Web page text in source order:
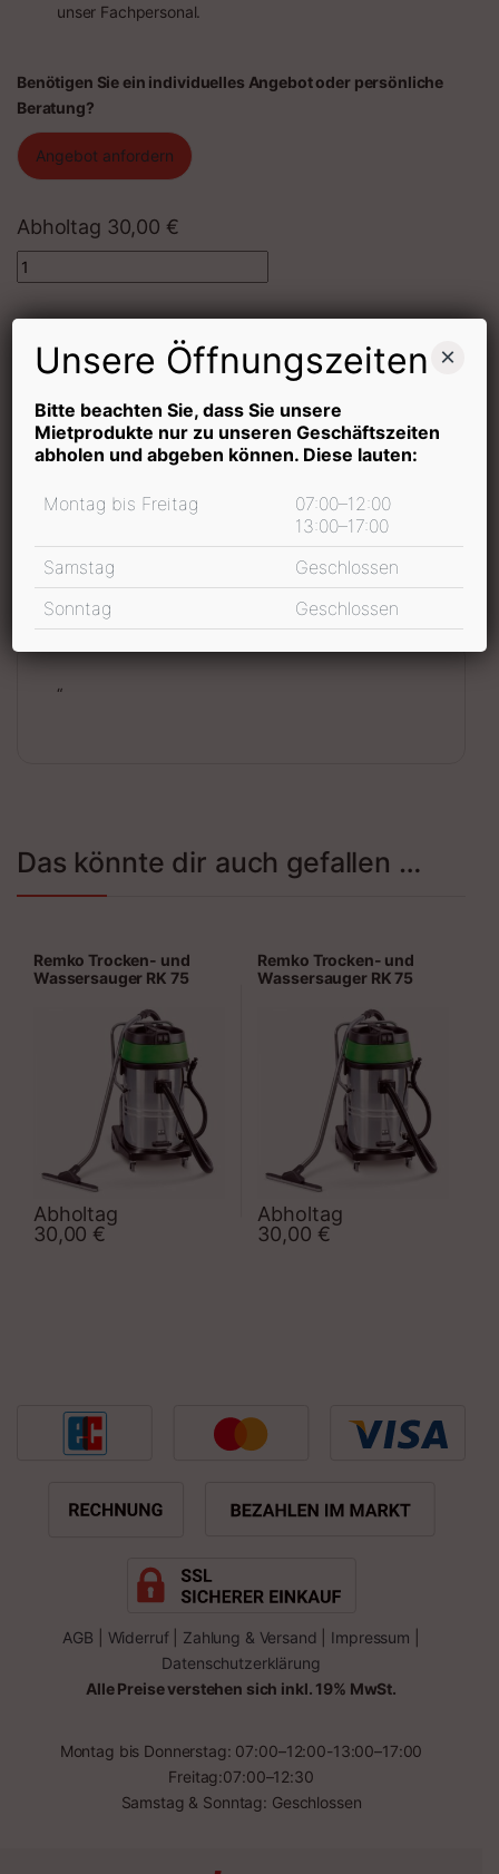
unser Fachpersonal.
Benötigen Sie ein individuelles Angebot oder persönliche
Beratung?
Angebot anfordern
Abholtag 30,00 €
Quantity
In den Warenkorb
inkl. 19 % MwSt.
Zubehör Mietpreis Informationen
“
Das könnte dir auch gefallen …
Remko Trocken- und
Wassersauger RK 75
Abholtag
30,00 €
Remko Trocken- und
Wassersauger RK 75
Abholtag
30,00 €
AGB Widerruf| Zahlung & Versand Impressum
Datenschutzerklärung
Alle Preise verstehen sich inkl. 19% MwSt.
Montag bis Donnerstag: 07:00–12:00-13:00–17:00
Freitag:07:00–12:30
Samstag & Sonntag: Geschlossen
Unsere Öffnungszeiten
Bitte beachten Sie, dass Sie unsere
Mietprodukte nur zu unseren Geschäftszeiten
abholen und abgeben können. Diese lauten:
Montag bis Freitag
07:00–12:00
13:00–17:00
Samstag
Geschlossen
Sonntag
Geschlossen
×